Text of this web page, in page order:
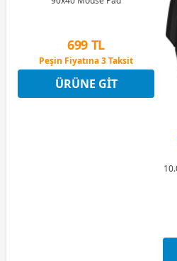
699 TL
Peşin Fiyatına 3 Taksit
12 Ay x 82 TL taksitle
Peşin Fiyatına 3 Taksit
ÜRÜNE GIT